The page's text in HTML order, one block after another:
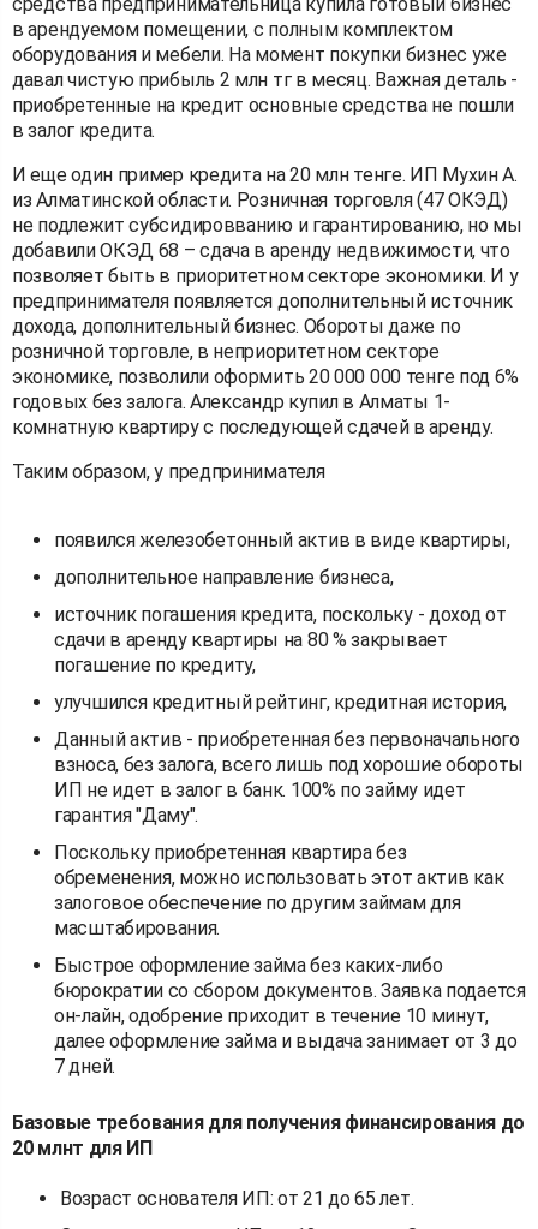
в арендуемом помещении, с полным комплектом
оборудования и мебели. На момент покупки бизнес уже
давал чистую прибыль 2 млн тг в месяц. Важная деталь -
приобретенные на кредит основные средства не пошли
в залог кредита.
И еще один пример кредита на 20 млн тенге. ИП Мухин А.
из Алматинской области. Розничная торговля (47 ОКЭД)
не подлежит субсидировванию и гарантированию, но мы
добавили ОКЭД 68 – сдача в аренду недвижимости, что
позволяет быть в приоритетном секторе экономики. И у
предпринимателя появляется дополнительный источник
дохода, дополнительный бизнес. Обороты даже по
розничной торговле, в неприоритетном секторе
экономике, позволили оформить 20 000 000 тенге под 6%
годовых без залога. Александр купил в Алматы 1-
комнатную квартиру с последующей сдачей в аренду.
Таким образом, у предпринимателя
появился железобетонный актив в виде квартиры,
дополнительное направление бизнеса,
источник погашения кредита, поскольку - доход от
сдачи в аренду квартиры на 80 % закрывает
погашение по кредиту,
улучшился кредитный рейтинг, кредитная история,
Данный актив - приобретенная без первоначального
взноса, без залога, всего лишь под хорошие обороты
ИП не идет в залог в банк. 100% по займу идет
гарантия "Даму".
Поскольку приобретенная квартира без
обременения, можно использовать этот актив как
залоговое обеспечение по другим займам для
масштабирования.
Быстрое оформление займа без каких-либо
бюрократии со сбором документов. Заявка подается
он-лайн, одобрение приходит в течение 10 минут,
далее оформление займа и выдача занимает от 3 до
7 дней.
Базовые требования для получения финансирования до
20 млнт для ИП
Возраст основателя ИП: от 21 до 65 лет.